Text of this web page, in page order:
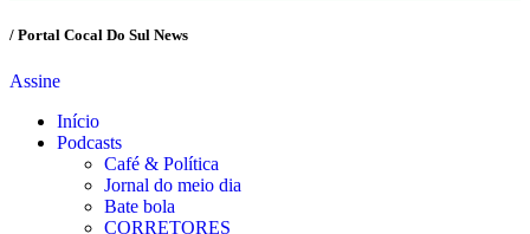
/ Portal Cocal Do Sul News
Assine
Início
Podcasts
Café & Política
Jornal do meio dia
Bate bola
CORRETORES